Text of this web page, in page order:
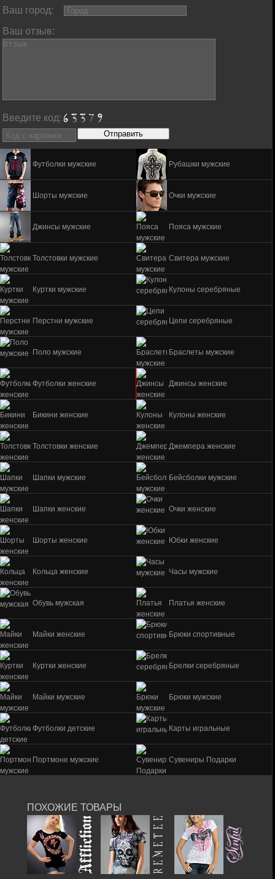
Футболки мужские Рубашки мужские
Шорты мужские Очки мужские
Джинсы мужские Пояса мужские
Толстовки мужские Свитера мужские
Куртки мужские Кулоны серебряные
Перстни мужские Цепи серебряные
Поло мужские Браслеты мужские
Футболки женские Джинсы женские
Бикини женские Кулоны женские
Толстовки женские Джемпера женские
Шапки мужские Бейсболки мужские
Шапки женские Очки женские
Шорты женские Юбки женские
Кольца женские Часы мужские
Обувь мужская Платья женские
Майки женские Брюки спортивные
Куртки женские Брелки серебряные
Майки мужские Брюки мужские
Футболки детские Карты игральные
Портмоне мужские Сувениры Подарки
Ваш город:
Ваш отзыв:
Введите код:
ПОХОЖИЕ ТОВАРЫ